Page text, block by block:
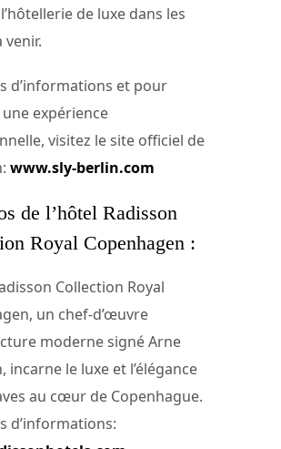
de luxe dans les
venir.
d’informations et pour
expérience
visitez le site officiel de
www.sly-berlin.com
de l’hôtel Radisson
Royal Copenhagen :
Collection Royal
un chef-d’œuvre
moderne signé Arne
incarne le luxe et l’élégance
au cœur de Copenhague.
d’informations: